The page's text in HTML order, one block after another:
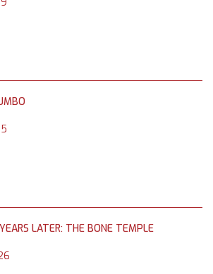
LATER: THE BONE TEMPLE